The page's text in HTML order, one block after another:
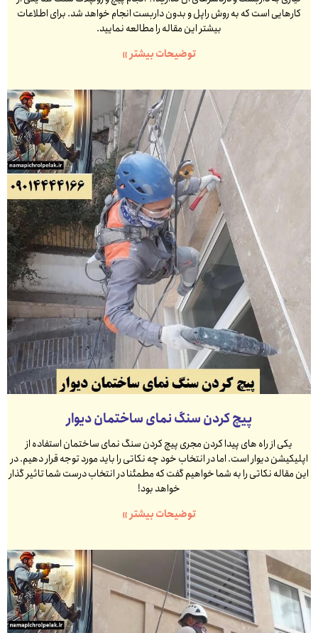
کارهایی است که به روش راپل و بدون داربست انجام خواهد شد. برای اطلاعات
بیشتر این مقاله را مطالعه نمایید.
توضیحات بیشتر »
پیچ کردن سنگ نمای ساختمان دیوار
یکی از راه های پیدا کردن مجری پیچ کردن سنگ نمای ساختمان استفاده از
اپلیکیشن دیوار است. اما در انتخاب خود چه نکاتی را باید مورد توجه قرار دهیم. در
این مقاله نکاتی را به شما خواهیم گفت که مطمئنا در انتخاب درست شما تاثیر گذار
خواهد بود!
توضیحات بیشتر »